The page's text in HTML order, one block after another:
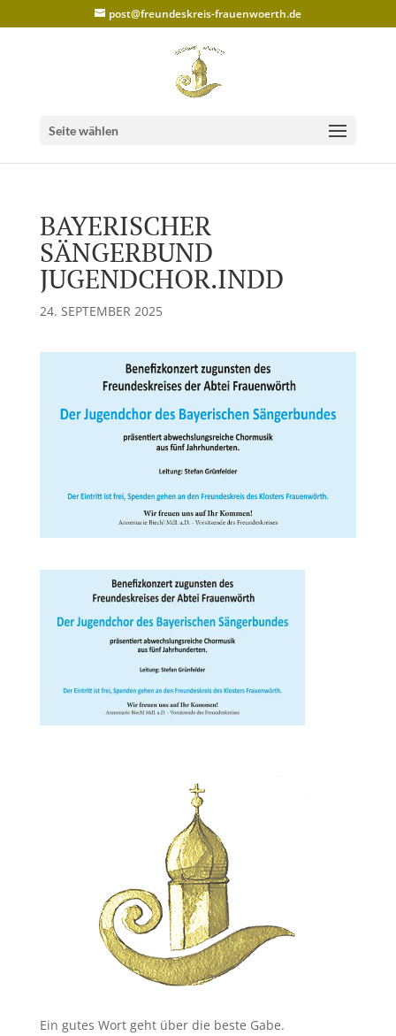
post@freundeskreis-frauenwoerth.de
Seite wählen
BAYERISCHER
SÄNGERBUND
JUGENDCHOR.INDD
24. SEPTEMBER 2025
Ein gutes Wort geht über die beste Gabe.